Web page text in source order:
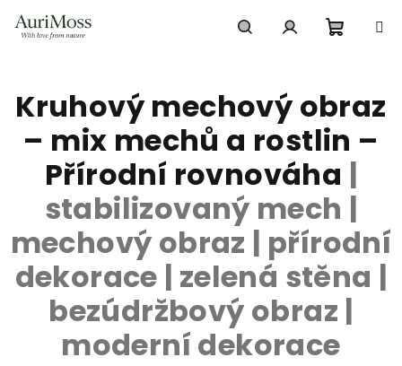
košík
Kruhový mechový obraz
– mix mechů a rostlin –
Přírodní rovnováha |
stabilizovaný mech |
mechový obraz | přírodní
dekorace | zelená stěna |
bezúdržbový obraz |
moderní dekorace